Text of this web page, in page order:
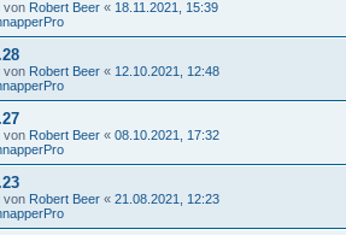
von Robert Beer « 18.11.2021, 15:39
von Robert Beer « 12.10.2021, 12:48
von Robert Beer « 08.10.2021, 17:32
von Robert Beer « 21.08.2021, 12:23